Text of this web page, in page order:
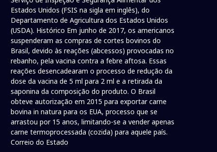
Estados Unidos (FSIS na sigla em inglês), do
Departamento de Agricultura dos Estados Unidos
(USDA). Histórico Em junho de 2017, os americanos
suspenderam as compras de cortes bovinos do
Brasil, devido às reações (abcessos) provocadas no
rebanho, pela vacina contra a febre aftosa. Essas
reações desencadearam o processo de redução da
dose da vacina de 5 ml para 2 ml e a retirada da
saponina da composição do produto. O Brasil
obteve autorização em 2015 para exportar carne
bovina in natura para os EUA, processo que se
arrastou por 15 anos, limitando-se a vender apenas
carne termoprocessada (cozida) para aquele país.
Correio do Estado